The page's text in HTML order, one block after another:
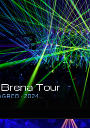
Tour
· 2024